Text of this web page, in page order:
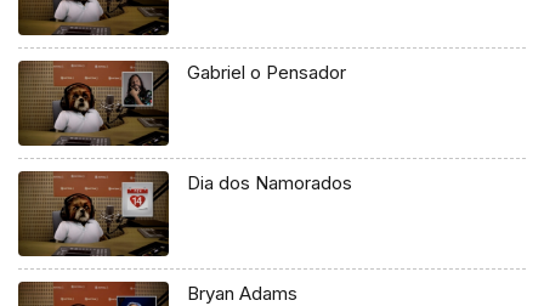
Gabriel o Pensador
Dia dos Namorados
Bryan Adams